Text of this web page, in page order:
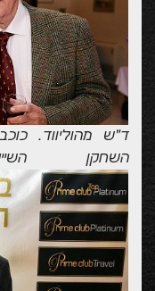
ד"ש מהוליווד.
השחקן